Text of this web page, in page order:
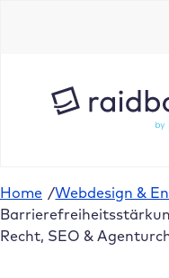
Home /Webdesign &
Recht, SEO &